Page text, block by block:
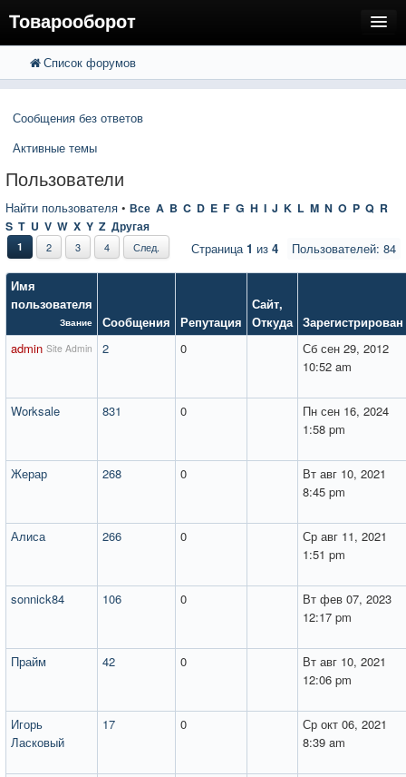
Товарооборот
FAQ
Вход
Расширенный поиск
Список форумов
Сообщения без ответов
Активные темы
Пользователи
Найти пользователя • Все A B C D E F G H I J K L M N O P Q R
S T U V W X Y Z Другая
Пользователей: 84
1 2 3 4 След. Страница1 из 4
Имя
пользователя
Звание Сообщения Репутация
Сайт,
Откуда Зарегистрирован
admin Site Admin 2 0
Сб сен 29, 2012
10:52 am
Worksale 831 0
Пн сен 16, 2024
1:58 pm
Жерар 268 0
Вт авг 10, 2021
8:45 pm
Алиса 266 0
Ср авг 11, 2021
1:51 pm
sonnick84 106 0
Вт фев 07, 2023
12:17 pm
Прайм 42 0
Вт авг 10, 2021
12:06 pm
Игорь
Ласковый
17 0
Ср окт 06, 2021
8:39 am